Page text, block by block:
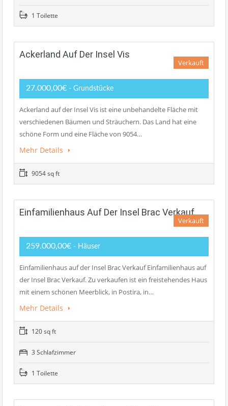
1 Toilette
Ackerland Auf Der Insel Vis
Verkauft
27.000,00€ - Grundstücke
Ackerland auf der Insel Vis ist eine unbehandelte Fläche mit
verschiedenen Bäumen und Sträuchern. Das Land hat eine
schöne Form und eine Fläche von 9054…
Mehr Details
9054 sq ft
Einfamilienhaus Auf Der Insel Brac Verkauf
Verkauft
259.000,00€ - Häuser
Einfamilienhaus auf der Insel Brac Verkauf Einfamilienhaus auf
der Insel Brac Verkauf. Zu verkaufen ist ein freistehendes Haus
mit einem schönen Meerblick, in Postira, in…
Mehr Details
120 sq ft
3 Schlafzimmer
1 Toilette